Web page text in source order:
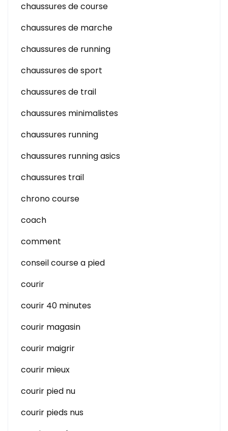
chaussures de course
chaussures de marche
chaussures de running
chaussures de sport
chaussures de trail
chaussures minimalistes
chaussures running
chaussures running asics
chaussures trail
chrono course
coach
comment
conseil course a pied
courir
courir 40 minutes
courir magasin
courir maigrir
courir mieux
courir pied nu
courir pieds nus